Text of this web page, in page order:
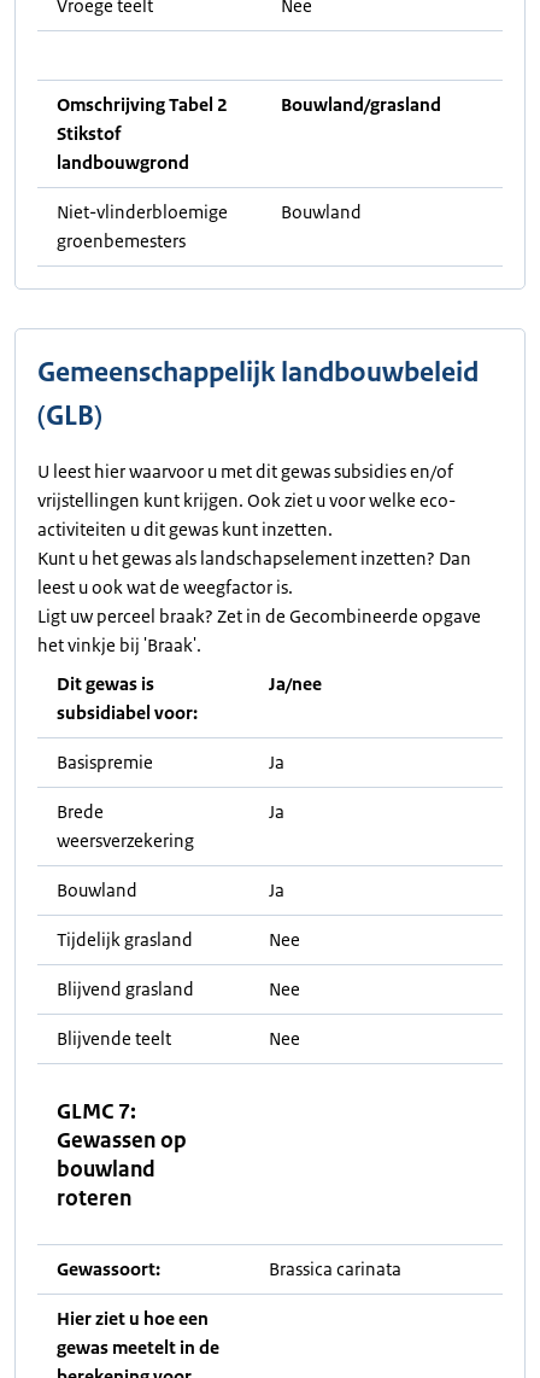
Vroege teelt Nee
Omschrijving Tabel 2
Stikstof
landbouwgrond
Bouwland/grasland
Niet-vlinderbloemige
groenbemesters
Bouwland
Gemeenschappelijk landbouwbeleid
(GLB)
U leest hier waarvoor u met dit gewas subsidies en/of
vrijstellingen kunt krijgen. Ook ziet u voor welke eco-
activiteiten u dit gewas kunt inzetten.
Kunt u het gewas als landschapselement inzetten? Dan
leest u ook wat de weegfactor is.
Ligt uw perceel braak? Zet in de Gecombineerde opgave
het vinkje bij 'Braak'.
Dit gewas is
subsidiabel voor:
Ja/nee
Basispremie Ja
Brede
weersverzekering
Ja
Bouwland Ja
Tijdelijk grasland Nee
Blijvend grasland Nee
Blijvende teelt Nee
GLMC 7:
Gewassen op
bouwland
roteren
Gewassoort: Brassica carinata
Hier ziet u hoe een
gewas meetelt in de